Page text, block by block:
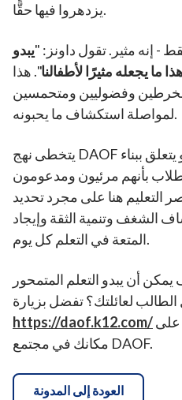
يزدهروا فيها حقًّا.
- إنه مثير. تقول داونز: "يبدو
ما يجعله مثيرًا لأطفالنا". هذا
وفضوليين ومتحمسين
لمواصلة استكشاف ما يحبونه.
يتخطى نهج DAOF نطاق الأكاديميين - فهو يتعلق ببناء
بأنهم مرئيون ومدعومون
التعليم هنا على مجرد تحديد
الشغف وتنمية الثقة وإيجاد
المتعة في التعلم كل يوم.
أن يبدو التعلم المتمحور
لعائلتك؟ تفضل بزيارة
https://daof.k12.com/
مكانك في مجتمع DAOF.
العودة إلى المدونة